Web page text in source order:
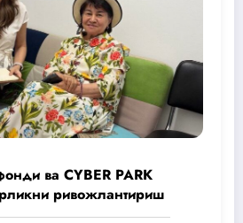
ва CYBER PARK
ривожлантириш